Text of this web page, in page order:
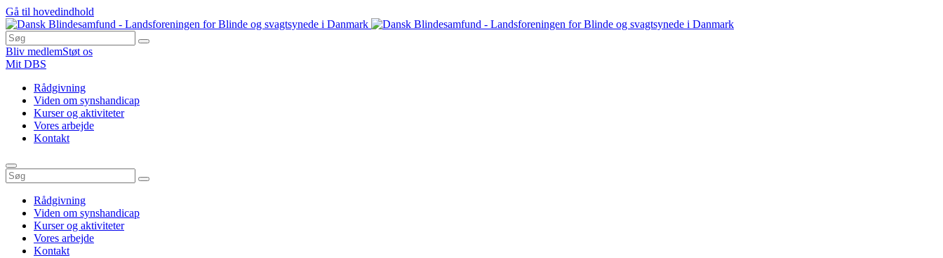
Gå til hovedindhold
Bliv medlemStøt os
Mit DBS
Rådgivning
Viden om synshandicap
Kurser og aktiviteter
Vores arbejde
Kontakt
Rådgivning
Viden om synshandicap
Kurser og aktiviteter
Vores arbejde
Kontakt